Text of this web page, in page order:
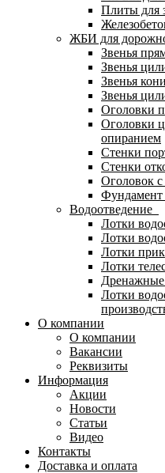
Плиты для
ЖБИ для
Звенья
Звенья
Звенья
Звенья
Оголовки
Оголовки
опиранием
Стенки
Стенки
Оголовок
Фундамент
Водоотведение
Лотки
Лотки
Лотки
Лотки
Лотки
О компании
О компании
Вакансии
Реквизиты
Информация
Акции
Новости
Статьи
Видео
Контакты
Доставка и оплата